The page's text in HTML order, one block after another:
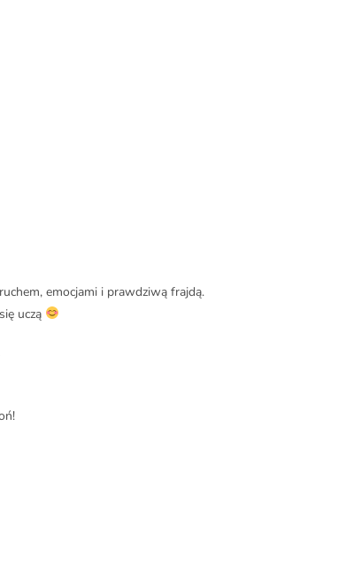
emocjami i prawdziwą frajdą.
uczą